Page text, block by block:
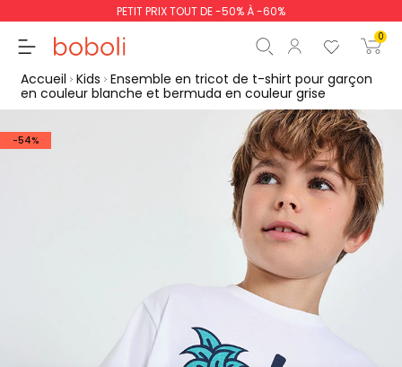
PETIT PRIX TOUT DE -50% À -60%
0
0,00 €
0,00 €
Commencer la
Accueil Kids Ensemble en tricot de t-shirt pour garçon
en couleur blanche et bermuda en couleur grise
-54%